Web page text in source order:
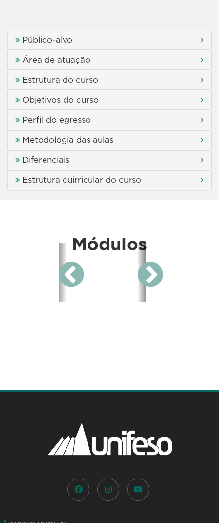
Público-alvo
Área de atuação
Estrutura do curso
Objetivos do curso
Perfil do egresso
Metodologia das aulas
Diferenciais
Estrutura cuirricular do curso
Módulos